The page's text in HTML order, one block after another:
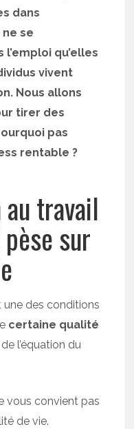
dans
se
qu’elles
vivent
Nous allons
tirer des
pas
rentable ?
travail
sur
une des conditions
certaine qualité
l’équation du
vous convient pas
de vie.